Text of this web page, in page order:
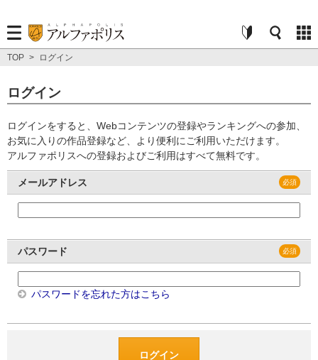
TOP > ログイン
ログイン
ログインをすると、Webコンテンツの登録やランキングへの参加、
お気に入りの作品登録など、より便利にご利用いただけます。
アルファポリスへの登録およびご利用はすべて無料です。
メールアドレス
パスワード
パスワードを忘れた方はこちら